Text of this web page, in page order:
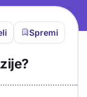
Spremi